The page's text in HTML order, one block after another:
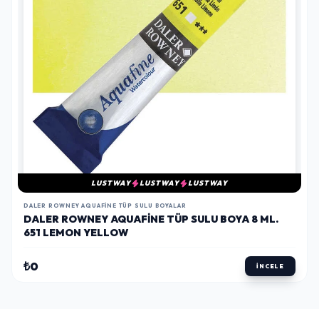
LUSTWAY LUSTWAY LUSTWAY
DALER ROWNEY AQUAFINE TÜP SULU BOYALAR
DALER ROWNEY AQUAFINE TÜP SULU BOYA 8 ML.
651 LEMON YELLOW
₺0 İNCELE